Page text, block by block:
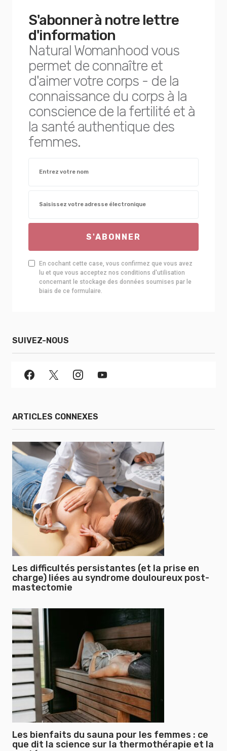
S'abonner à notre lettre
d'information
Natural Womanhood vous
permet de connaître et
d'aimer votre corps - de la
connaissance du corps à la
conscience de la fertilité et à
la santé authentique des
femmes.
S'ABONNER
En cochant cette case, vous confirmez que vous avez
lu et que vous acceptez nos conditions d'utilisation
concernant le stockage des données soumises par le
biais de ce formulaire.
SUIVEZ-NOUS
ARTICLES CONNEXES
Les difficultés persistantes (et la prise en
charge) liées au syndrome douloureux post-
mastectomie
Les bienfaits du sauna pour les femmes : ce
que dit la science sur la thermothérapie et la